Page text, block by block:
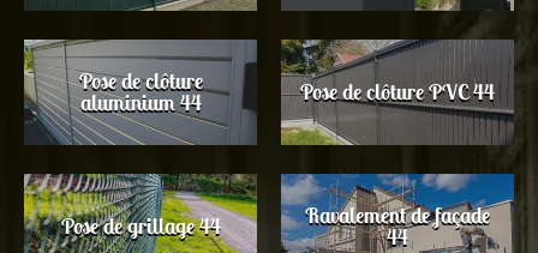
Pose de clôture
aluminium 44 Pose de clôture PVC 44
Pose de grillage 44 Ravalement de façade
44